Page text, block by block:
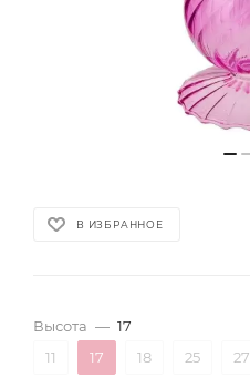
В ИЗБРАННОЕ
Высота — 17
11
17 18 25 27